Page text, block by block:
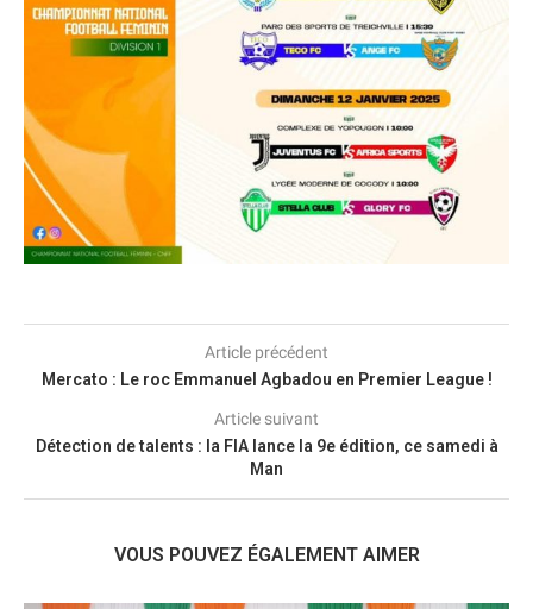
Article précédent
Mercato : Le roc Emmanuel Agbadou en Premier League !
Article suivant
Détection de talents : la FIA lance la 9e édition, ce samedi à
Man
VOUS POUVEZ ÉGALEMENT AIMER